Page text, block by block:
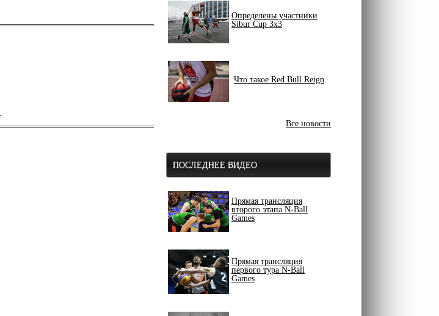
Определены участники
Sibur Cup 3x3
Что такое Red Bull Reign
Все новости
ПОСЛЕДНЕЕ ВИДЕО
Прямая трансляция
второго этапа N-Ball
Games
Прямая трансляция
первого тура N-Ball
Games